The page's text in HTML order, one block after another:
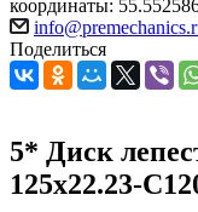
координаты:
Поделиться
5* Диск
125х22.23-